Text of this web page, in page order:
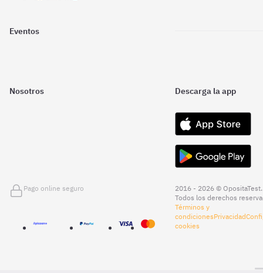
Eventos
Nosotros Descarga la app
Pago online seguro
2016 - 2026 © OpositaTest.
Todos los derechos
Términos y
condicionesPrivacidad
cookies